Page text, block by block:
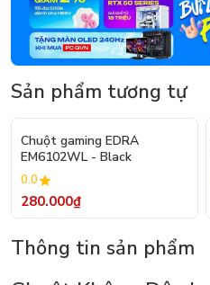
Sản phẩm tương tự
Chuột gaming EDRA
EM6102WL - Black
0.0
280.000₫
Thông tin sản phẩm